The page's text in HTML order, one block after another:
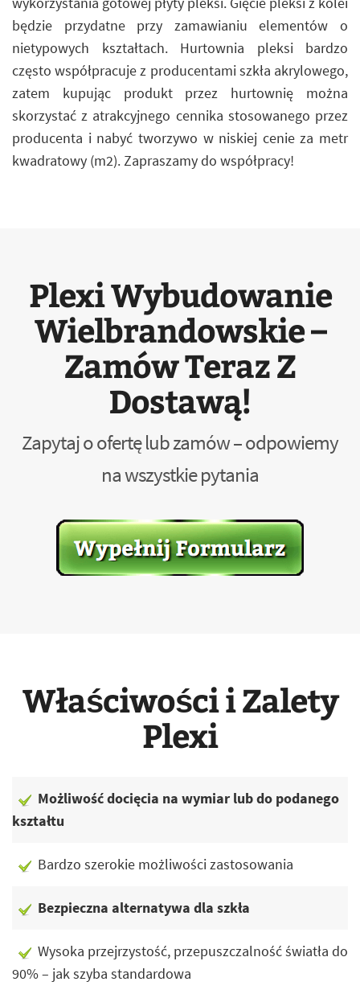
będzie przydatne przy zamawianiu elementów o
nietypowych kształtach. Hurtownia pleksi bardzo
często współpracuje z producentami szkła akrylowego,
zatem kupując produkt przez hurtownię można
skorzystać z atrakcyjnego cennika stosowanego przez
producenta i nabyć tworzywo w niskiej cenie za metr
kwadratowy (m2). Zapraszamy do współpracy!
Plexi Wybudowanie
Wielbrandowskie –
Zamów Teraz Z
Dostawą!
Zapytaj o ofertę lub zamów – odpowiemy
na wszystkie pytania
Właściwości i Zalety
Plexi
Możliwość docięcia na wymiar lub do podanego
kształtu
Bardzo szerokie możliwości zastosowania
Bezpieczna alternatywa dla szkła
Wysoka przejrzystość, przepuszczalność światła do
90% – jak szyba standardowa